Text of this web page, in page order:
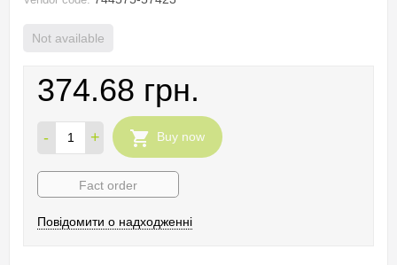
Not available
374.68 грн.
- + Buy now
Fact order
Повідомити о надходженні